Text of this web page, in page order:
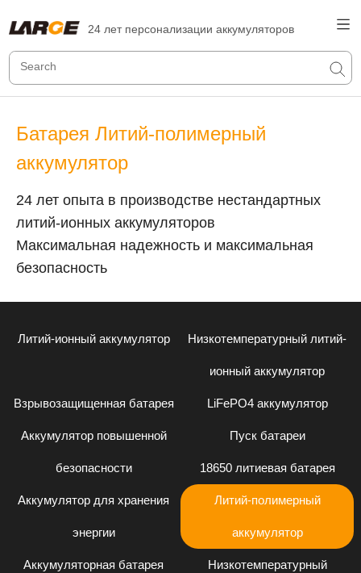
24 лет персонализации аккумуляторов
Батарея Литий-полимерный
аккумулятор
24 лет опыта в производстве нестандартных
литий-ионных аккумуляторов
Максимальная надежность и максимальная
безопасность
Литий-ионный аккумулятор Низкотемпературный литий-
ионный аккумулятор
Взрывозащищенная батарея LiFePO4 аккумулятор
Аккумулятор повышенной
безопасности
Пуск батареи
18650 литиевая батарея
Аккумулятор для хранения
энергии
Литий-полимерный
аккумулятор
Аккумуляторная батарея Низкотемпературный